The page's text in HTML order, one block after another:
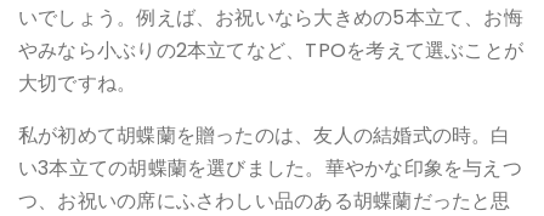
いでしょう。例えば、お祝いなら大きめの5本立て、お悔
やみなら小ぶりの2本立てなど、TPOを考えて選ぶことが
大切ですね。
私が初めて胡蝶蘭を贈ったのは、友人の結婚式の時。白
い3本立ての胡蝶蘭を選びました。華やかな印象を与えつ
つ、お祝いの席にふさわしい品のある胡蝶蘭だったと思